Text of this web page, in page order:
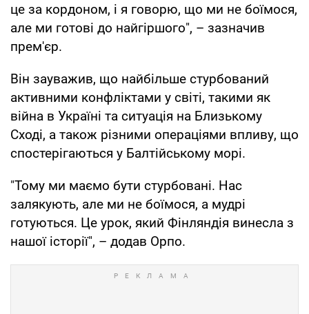
це за кордоном, і я говорю, що ми не боїмося,
але ми готові до найгіршого", – зазначив
прем'єр.
Він зауважив, що найбільше стурбований
активними конфліктами у світі, такими як
війна в Україні та ситуація на Близькому
Сході, а також різними операціями впливу, що
спостерігаються у Балтійському морі.
"Тому ми маємо бути стурбовані. Нас
залякують, але ми не боїмося, а мудрі
готуються. Це урок, який Фінляндія винесла з
нашої історії", – додав Орпо.